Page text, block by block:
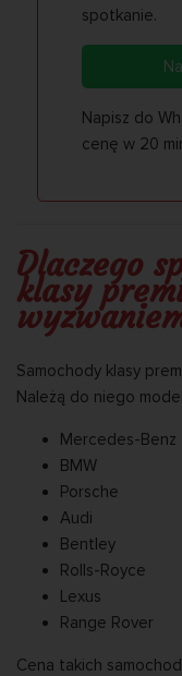
spotkanie.
Napisz do
cenę w 20
Dlaczego
klasy
Samochody klasy
Należą do niego
Mercedes-Benz
BMW
Porsche
Audi
Bentley
Rolls-Royce
Lexus
Range Rover
Cena takich